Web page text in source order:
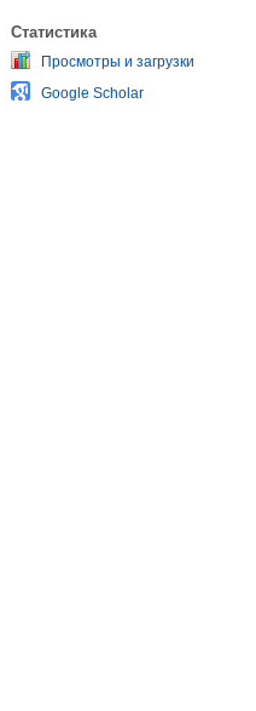
Статистика
Просмотры и загрузки
Google Scholar